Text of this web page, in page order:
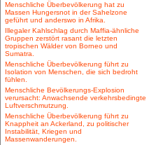
Menschliche Überbevölkerung hat zu
Massen Hungersnot in der Sahelzone
geführt und anderswo in Afrika.
Illegaler Kahlschlag durch Maffia-ähnliche
Gruppen zerstört rasant die letzten
tropischen Wälder von Borneo und
Sumatra.
Menschliche Überbevölkerung führt zu
Isolation von Menschen, die sich bedroht
fühlen.
Menschliche Bevölkerungs-Explosion
verursacht: Anwachsende verkehrsbedingte
Luftverschmutzung.
Menschliche Überbevölkerung führt zu
Knappheit an Ackerland, zu politischer
Instabilität, Kriegen und
Massenwanderungen.